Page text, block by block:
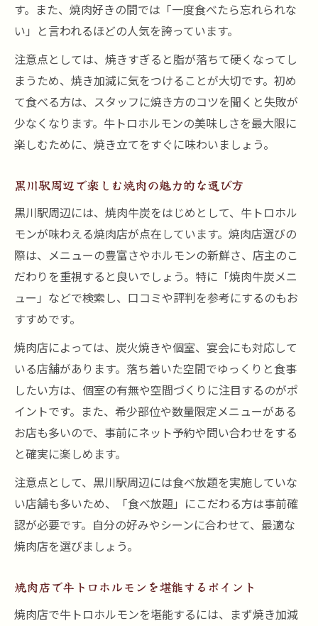
焼肉好きが黒川駅で牛トロホルモンを選ぶ
理由
黒川駅周辺で焼肉が人気な秘密を解説
焼肉の本場で牛トロホルモンが愛される背
景
黒川駅で味わう焼肉と牛トロホルモンの相
性
は
脂の甘みが決め手の焼肉ホルモン入門
焼肉の醍醐味は脂の甘みと食感にあり
牛トロホルモンの脂の甘みが焼肉で際立つ
理由
焼肉初心者にもおすすめのホルモンの選び
焼肉の美味しさを左右する脂の甘みの秘密
牛トロホルモンを焼肉で楽しむポイント紹
介
黒川駅で焼肉を楽しむ極上ホルモンの魅力
焼肉で味わう極上ホルモンの魅力を徹底紹
黒川駅で見つける焼肉ホルモンの楽しみ方
焼肉店で選ぶべき極上牛トロホルモンの特
徴
牛トロホルモンが焼肉で人気な理由を解説
牛トロホルモンの食べ方や楽しみ方の工夫
す。また、焼肉好きの間では「一度食べたら忘れられな
い」と言われるほどの人気を誇っています。
注意点としては、焼きすぎると脂が落ちて硬くなってし
まうため、焼き加減に気をつけることが大切です。初め
て食べる方は、スタッフに焼き方のコツを聞くと失敗が
少なくなります。牛トロホルモンの美味しさを最大限に
楽しむために、焼き立てをすぐに味わいましょう。
黒川駅周辺で楽しむ焼肉の魅力的な選び方
黒川駅周辺には、焼肉牛炭をはじめとして、牛トロホル
モンが味わえる焼肉店が点在しています。焼肉店選びの
際は、メニューの豊富さやホルモンの新鮮さ、店主のこ
だわりを重視すると良いでしょう。特に「焼肉牛炭メニ
ュー」などで検索し、口コミや評判を参考にするのもお
すすめです。
焼肉店によっては、炭火焼きや個室、宴会にも対応して
いる店舗があります。落ち着いた空間でゆっくりと食事
したい方は、個室の有無や空間づくりに注目するのがポ
イントです。また、希少部位や数量限定メニューがある
お店も多いので、事前にネット予約や問い合わせをする
と確実に楽しめます。
注意点として、黒川駅周辺には食べ放題を実施していな
い店舗も多いため、「食べ放題」にこだわる方は事前確
認が必要です。自分の好みやシーンに合わせて、最適な
焼肉店を選びましょう。
焼肉店で牛トロホルモンを堪能するポイント
焼肉店で牛トロホルモンを堪能するには、まず焼き加減